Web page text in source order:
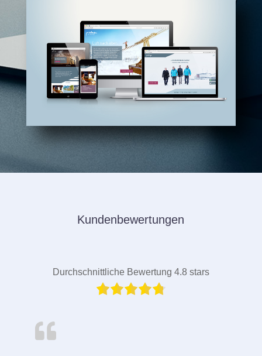
Kundenbewertungen
Durchschnittliche Bewertung 4.8 stars